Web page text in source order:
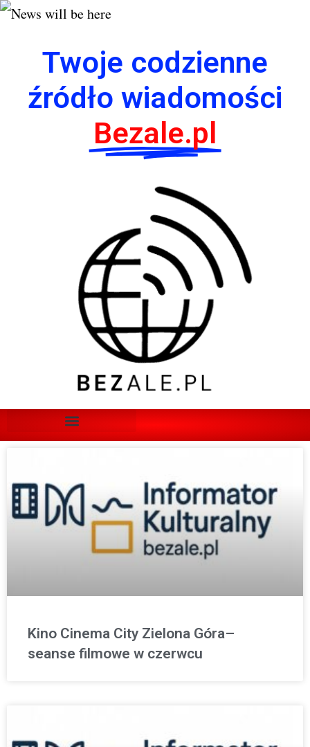
Twoje codzienne
źródło wiadomości
Bezale.pl
Kino Cinema City Zielona Góra–
seanse filmowe w czerwcu